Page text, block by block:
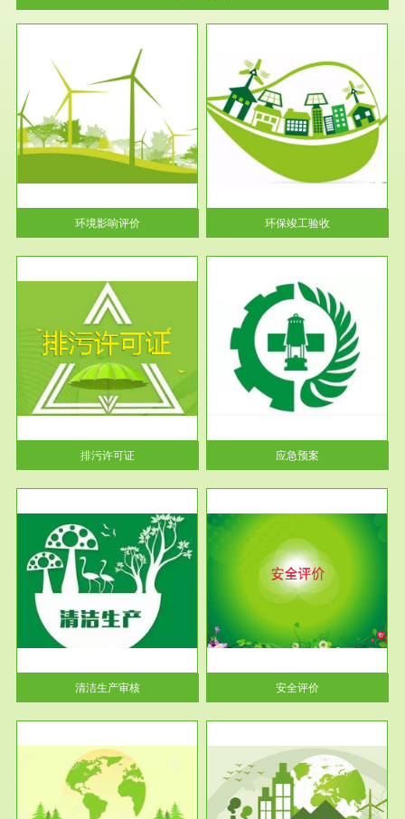
环境影响评价
服务范围
环保竣工验收
根据《建设项目环境保护管理条
例》第十七条 编制环境影响报
告书、...
环保竣工验收
排污许可证
服务范围
应急预案
根据《中华人民共和国环境保护
法》第十九条 企业事业单位应
当按照...
应急预案
清洁生产审核
服务范围
安全评价
安全评价安全评价目的是查找、
分析和预测工程、系统、生产经
营活...
安全评价
服务范围